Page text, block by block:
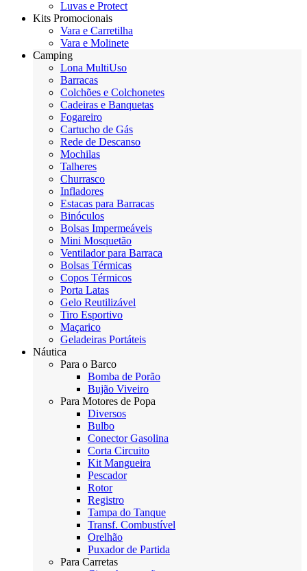
Luvas e Protect
Kits Promocionais
Vara e Carretilha
Vara e Molinete
Camping
Lona MultiUso
Barracas
Colchões e Colchonetes
Cadeiras e Banquetas
Fogareiro
Cartucho de Gás
Rede de Descanso
Mochilas
Talheres
Churrasco
Infladores
Estacas para Barracas
Binóculos
Bolsas Impermeáveis
Mini Mosquetão
Ventilador para Barraca
Bolsas Térmicas
Copos Térmicos
Porta Latas
Gelo Reutilizável
Tiro Esportivo
Maçarico
Geladeiras Portáteis
Náutica
Para o Barco
Bomba de Porão
Bujão Viveiro
Para Motores de Popa
Diversos
Bulbo
Conector Gasolina
Corta Circuito
Kit Mangueira
Pescador
Rotor
Registro
Tampa do Tanque
Transf. Combustível
Orelhão
Puxador de Partida
Para Carretas